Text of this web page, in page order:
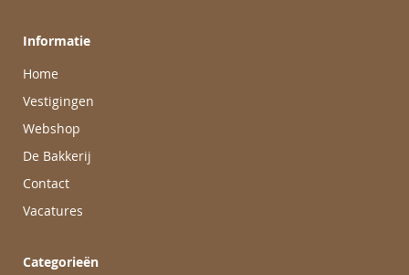
Informatie
Home
Vestigingen
Webshop
De Bakkerij
Contact
Vacatures
Categorieën